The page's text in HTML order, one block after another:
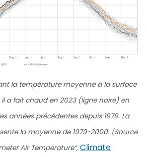
la température moyenne à la surface
a fait chaud en 2023 (ligne noire) en
années précédentes depuis 1979. La
la moyenne de 1979-2000. (Source
Air Temperature”, Climate